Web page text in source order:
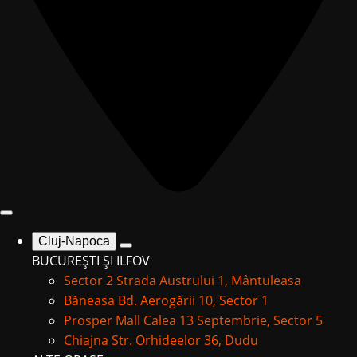
Cluj-Napoca
BUCUREȘTI ȘI ILFOV
Sector 2Strada Austrului 1, Mântuleasa
Băneasa Bd. Aerogării 10, Sector 1
Prosper Mall Calea 13 Septembrie, Sector 5
Chiajna Str. Orhideelor 36, Dudu